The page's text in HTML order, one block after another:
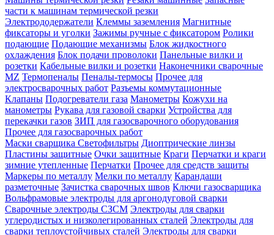
части к машинам термической резки
Электрододержатели Клеммы заземления Магнитные
фиксаторы и уголки Зажимы ручные с фиксатором Ролики
подающие Подающие механизмы Блок жидкостного
охлаждения Блок подачи проволоки Панельные вилки и
розетки Кабельные вилки и розетки Наконечники сварочные
MZ Термопеналы Пеналы-термосы Прочее для
электросварочных работ Разъемы коммутационные
Клапаны Подогреватели газа Манометры Кожухи на
манометры Рукава для газовой сварки Устройства для
перекачки газов ЗИП для газосварочного оборудования
Прочее для газосварочных работ
Маски сварщика Светофильтры Диоптрические линзы
Пластины защитные Очки защитные Краги Перчатки и краги
зимние утепленные Перчатки Прочее для средств защиты
Маркеры по металлу Мелки по металлу Карандаши
разметочные Зачистка сварочных швов Ключи газосварщика
Вольфрамовые электроды для аргонодуговой сварки
Сварочные электроды СЗСМ Электроды для сварки
углеродистых и низколегированных сталей Электроды для
сварки теплоустойчивых сталей Электроды для сварки